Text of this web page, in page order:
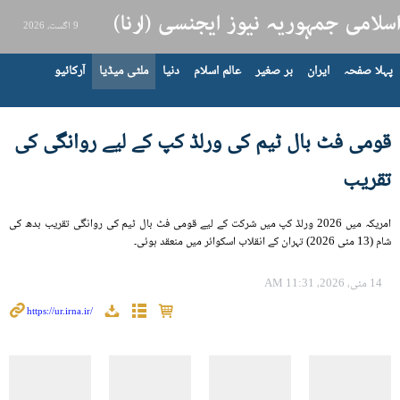
9 اگست، 2026
پہلا صفحہ ایران بر صغیر عالم اسلام دنیا ملٹی میڈیا آرکائیو
قومی فٹ بال ٹیم کی ورلڈ کپ کے لیے روانگی کی
تقریب
امریکہ میں 2026 ورلڈ کپ میں شرکت کے لیے قومی فٹ بال ٹیم کی روانگی تقریب بدھ کی
شام (13 مئی 2026) تہران کے انقلاب اسکوائر میں منعقد ہوئی۔
14 مئی، 2026، 11:31 AM